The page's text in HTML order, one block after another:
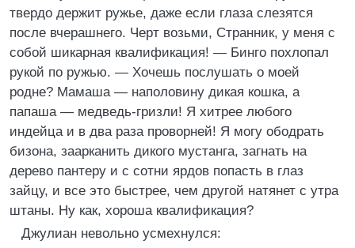
твердо держит ружье, даже если глаза слезятся
после вчерашнего. Черт возьми, Странник, у меня с
собой шикарная квалификация! — Бинго похлопал
рукой по ружью. — Хочешь послушать о моей
родне? Мамаша — наполовину дикая кошка, а
папаша — медведь-гризли! Я хитрее любого
индейца и в два раза проворней! Я могу ободрать
бизона, заарканить дикого мустанга, загнать на
дерево пантеру и с сотни ярдов попасть в глаз
зайцу, и все это быстрее, чем другой натянет с утра
штаны. Ну как, хороша квалификация?
Джулиан невольно усмехнулся: